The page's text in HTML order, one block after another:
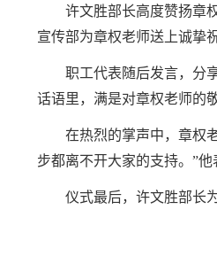
许文胜部长高度赞扬章
宣传部为章权老师送上诚挚
职工代表随后发言，分
话语里，满是对章权老师的
在热烈的掌声中，章权
步都离不开大家的支持。”他
仪式最后，许文胜部长